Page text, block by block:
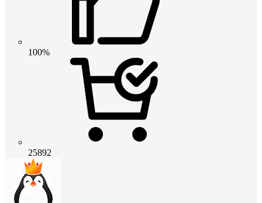
100%
25892